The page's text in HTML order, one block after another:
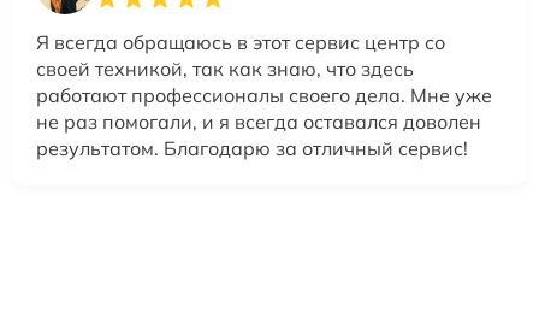
Я всегда обращаюсь в этот сервис центр со
своей техникой, так как знаю, что здесь
работают профессионалы своего дела. Мне уже
не раз помогали, и я всегда оставался доволен
результатом. Благодарю за отличный сервис!